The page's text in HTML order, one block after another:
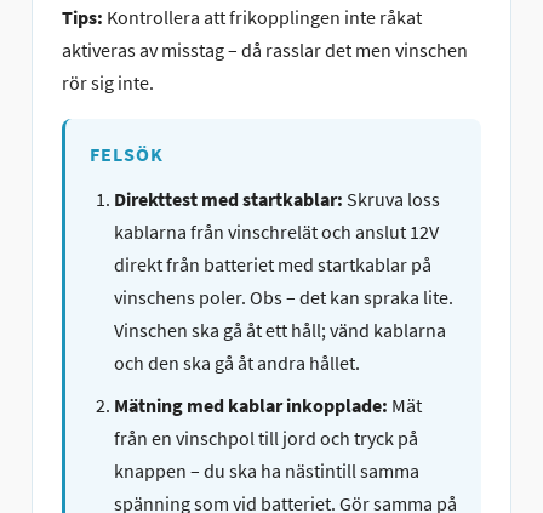
Tips: Kontrollera att frikopp­lingen inte råkat
aktiveras av misstag – då rasslar det men vinschen
rör sig inte.
FELSÖK
Direkttest med startkablar: Skruva loss
kablarna från vinschrelät och anslut 12V
direkt från batteriet med startkablar på
vinschens poler. Obs – det kan spraka lite.
Vinschen ska gå åt ett håll; vänd kablarna
och den ska gå åt andra hållet.
Mätning med kablar inkopplade: Mät
från en vinschpol till jord och tryck på
knappen – du ska ha nästintill samma
spänning som vid batteriet. Gör samma på